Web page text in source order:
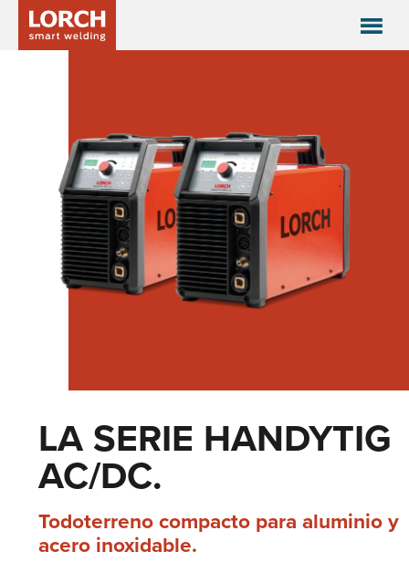
Serie HandyTIG AC/DC
LA SERIE HANDYTIG
AC/DC.
Todoterreno compacto para aluminio y
acero inoxidable.